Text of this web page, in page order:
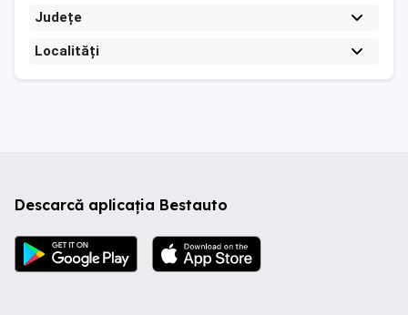
Județe
Localități
Descarcă aplicația Bestauto